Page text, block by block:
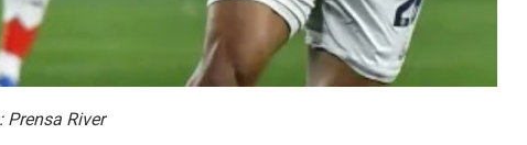
Prensa River